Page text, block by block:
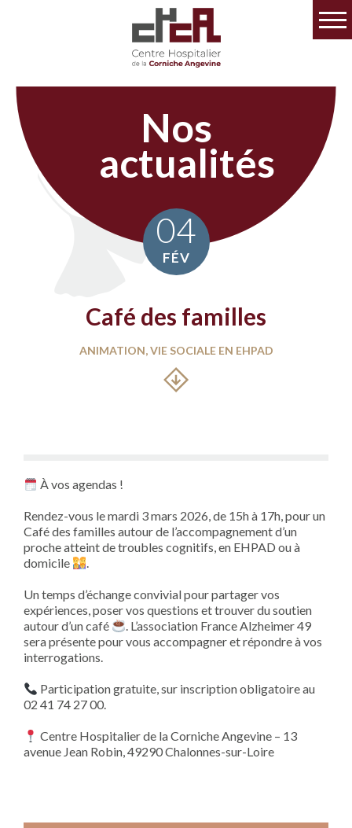
Nos
actualités
04
FÉV
Café des familles
ANIMATION, VIE SOCIALE EN EHPAD
À vos agendas !
Rendez-vous le mardi 3 mars 2026, de 15h à 17h, pour un
Café des familles autour de l’accompagnement d’un
proche atteint de troubles cognitifs, en EHPAD ou à
domicile
.
Un temps d’échange convivial pour partager vos
expériences, poser vos questions et trouver du soutien
autour d’un café
. L’association France Alzheimer 49
sera présente pour vous accompagner et répondre à vos
interrogations.
Participation gratuite, sur inscription obligatoire au
02 41 74 27 00.
Centre Hospitalier de la Corniche Angevine – 13
avenue Jean Robin, 49290 Chalonnes-sur-Loire